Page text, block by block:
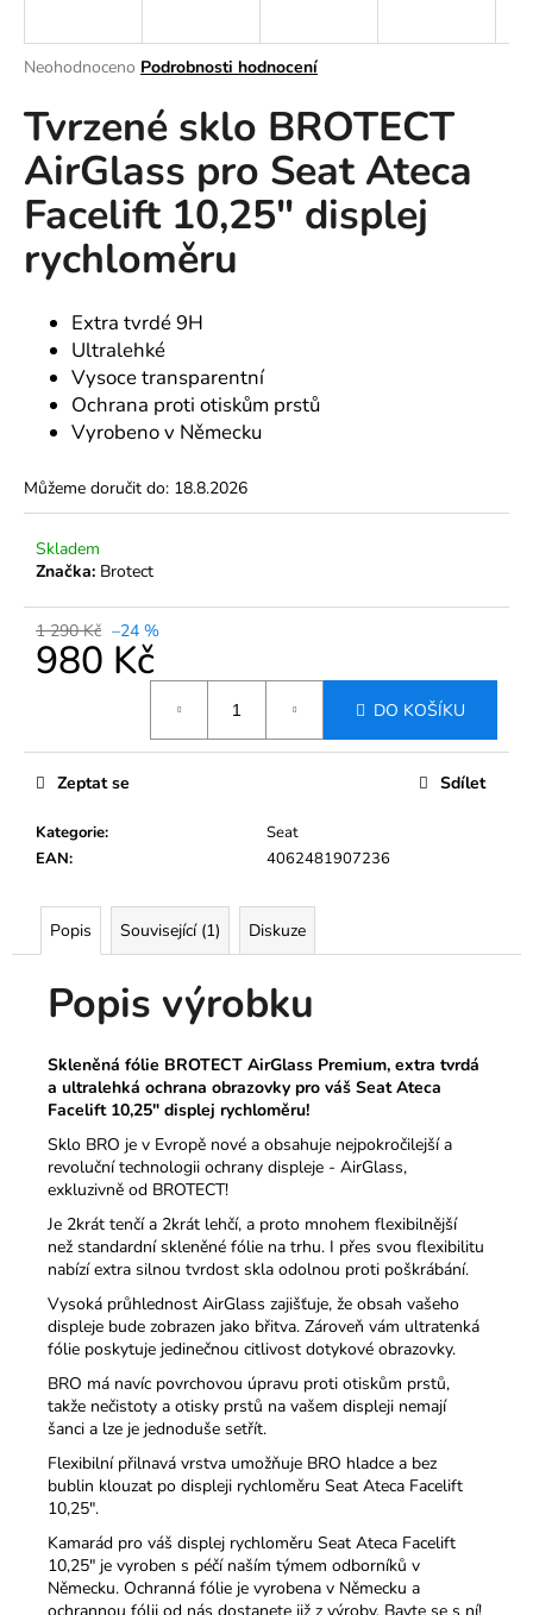
Průměrné
produktu
je
0,0
z
5
hvězdiček.
Neohodnoceno Podrobnosti hodnocení
Tvrzené sklo BROTECT
AirGlass pro Seat Ateca
Facelift 10,25" displej
rychloměru
Extra tvrdé 9H
Ultralehké
Vysoce transparentní
Ochrana proti otiskům prstů
Vyrobeno v Německu
Můžeme doručit do: 18.8.2026
Skladem
Značka: Brotect
1 290 Kč –24 %
980 Kč
DO KOŠÍKU
Kategorie:
Seat
EAN: 4062481907236
Zeptat se Sdílet
Popis Související (1) Diskuze
Popis výrobku
Skleněná fólie BROTECT AirGlass Premium, extra tvrdá
a ultralehká ochrana obrazovky pro váš Seat Ateca
Facelift 10,25" displej rychloměru!
Sklo BRO je v Evropě nové a obsahuje nejpokročilejší a
revoluční technologii ochrany displeje - AirGlass,
exkluzivně od BROTECT!
Je 2krát tenčí a 2krát lehčí, a proto mnohem flexibilnější
než standardní skleněné fólie na trhu. I přes svou flexibilitu
nabízí extra silnou tvrdost skla odolnou proti poškrábání.
Vysoká průhlednost AirGlass zajišťuje, že obsah vašeho
displeje bude zobrazen jako břitva. Zároveň vám ultratenká
fólie poskytuje jedinečnou citlivost dotykové obrazovky.
BRO má navíc povrchovou úpravu proti otiskům prstů,
takže nečistoty a otisky prstů na vašem displeji nemají
šanci a lze je jednoduše setřít.
Flexibilní přilnavá vrstva umožňuje BRO hladce a bez
bublin klouzat po displeji rychloměru Seat Ateca Facelift
10,25".
Kamarád pro váš displej rychloměru Seat Ateca Facelift
10,25" je vyroben s péčí naším týmem odborníků v
Německu. Ochranná fólie je vyrobena v Německu a
j
t
?
HLEDAT
r
u
u
e
m
SKLO
BROTECT
AIRGLASS
INFOTAINMENT
COLUMBUS
2017-
2023
9,2"
790
Původně:
290